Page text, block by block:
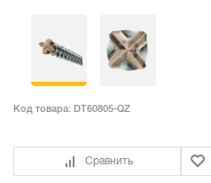
Код товара: DT60805-QZ
Сравнить